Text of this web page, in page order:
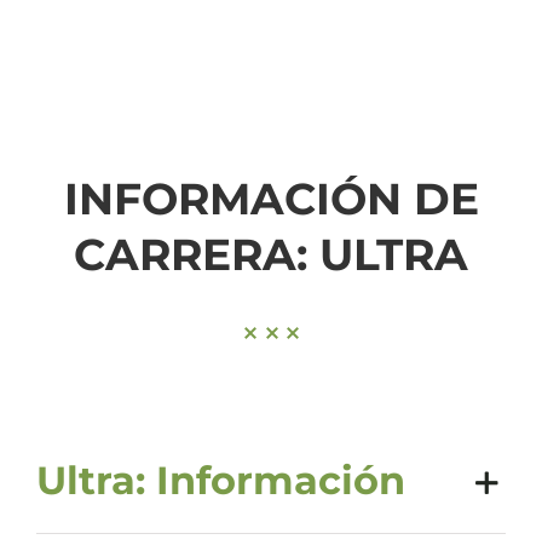
INFORMACIÓN DE
CARRERA: ULTRA
Ultra: Información